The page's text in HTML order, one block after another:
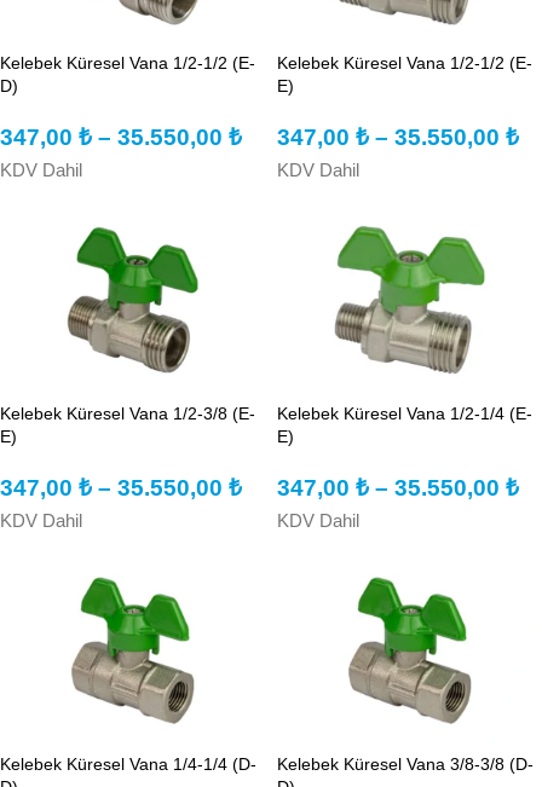
Kelebek Küresel Vana 1/2-1/2 (E-
D)
347,00 ₺ – 35.550,00 ₺
KDV Dahil
Kelebek Küresel Vana 1/2-1/2 (E-
E)
347,00 ₺ – 35.550,00 ₺
KDV Dahil
Kelebek Küresel Vana 1/2-3/8 (E-
E)
347,00 ₺ – 35.550,00 ₺
KDV Dahil
Kelebek Küresel Vana 1/2-1/4 (E-
E)
347,00 ₺ – 35.550,00 ₺
KDV Dahil
Kelebek Küresel Vana 1/4-1/4 (D-
Kelebek Küresel Vana 3/8-3/8 (D-